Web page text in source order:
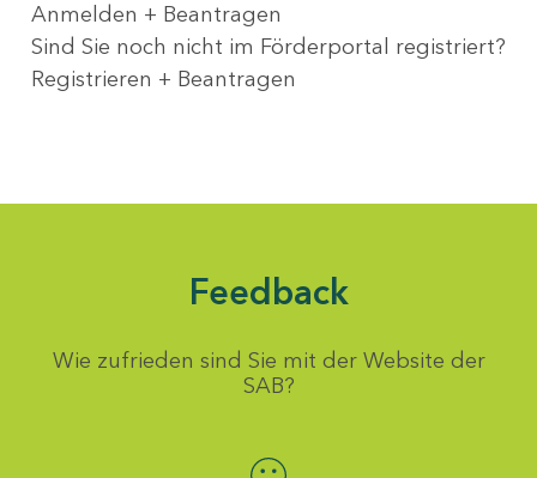
Anmelden + Beantragen
Sind Sie noch nicht im Förderportal registriert?
Registrieren + Beantragen
Feedback
Wie zufrieden sind Sie mit der Website der
SAB?
Bewertung auswählen